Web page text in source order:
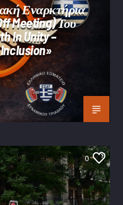
Εναρκτήρια
Meeting) Του
In Unity –
0